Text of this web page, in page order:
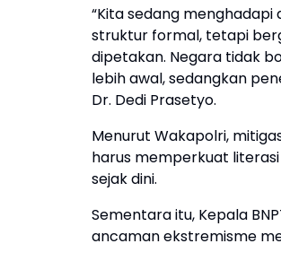
“Kita sedang
struktur formal, tetapi
dipetakan. Negara tidak
lebih awal, sedangkan
Dr. Dedi Prasetyo.
Menurut Wakapolri,
harus memperkuat
sejak dini.
Sementara itu, Kepala
ancaman ekstremisme